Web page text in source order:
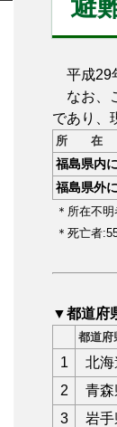
平成29
なお、
であり、
所 在
福島県内
福島県外
＊所在不
＊死亡者
▼都道府
都道府
1 北海
2 青森
3 岩手